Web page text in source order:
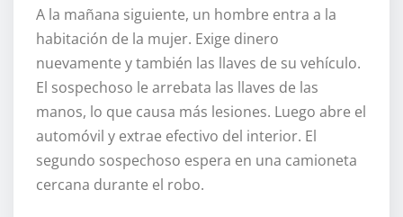
A la mañana siguiente, un hombre entra a la
habitación de la mujer. Exige dinero
nuevamente y también las llaves de su vehículo.
El sospechoso le arrebata las llaves de las
manos, lo que causa más lesiones. Luego abre el
automóvil y extrae efectivo del interior. El
segundo sospechoso espera en una camioneta
cercana durante el robo.